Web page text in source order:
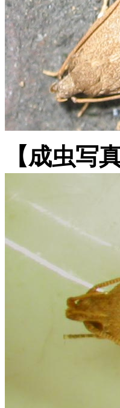
【成虫写